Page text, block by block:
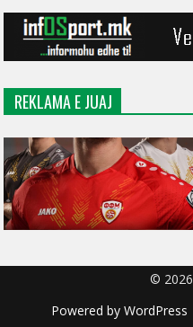
REKLAMA E JUAJ
© 2026
Powered by WordPress